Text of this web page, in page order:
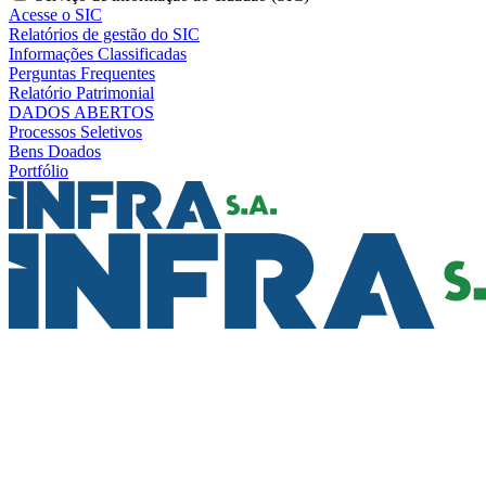
Acesse o SIC
Relatórios de gestão do SIC
Informações Classificadas
Perguntas Frequentes
Relatório Patrimonial
DADOS ABERTOS
Processos Seletivos
Bens Doados
Portfólio